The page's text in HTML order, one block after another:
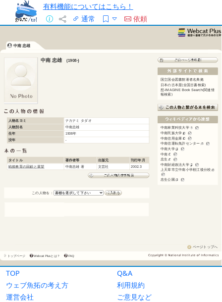
有料機能についてはこちら！
通常
依頼
TOP
Q&A
ウェブ魚拓の考え方
利用規約
運営会社
ご意見など